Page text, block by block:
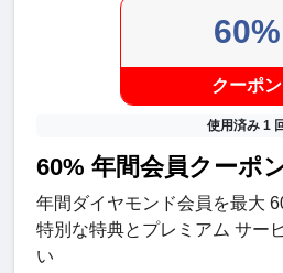
60%
クーポン
使用済み 1
60% 年間会員クーポ
年間ダイヤモンド会員を最大
特別な特典とプレミアム サー
い